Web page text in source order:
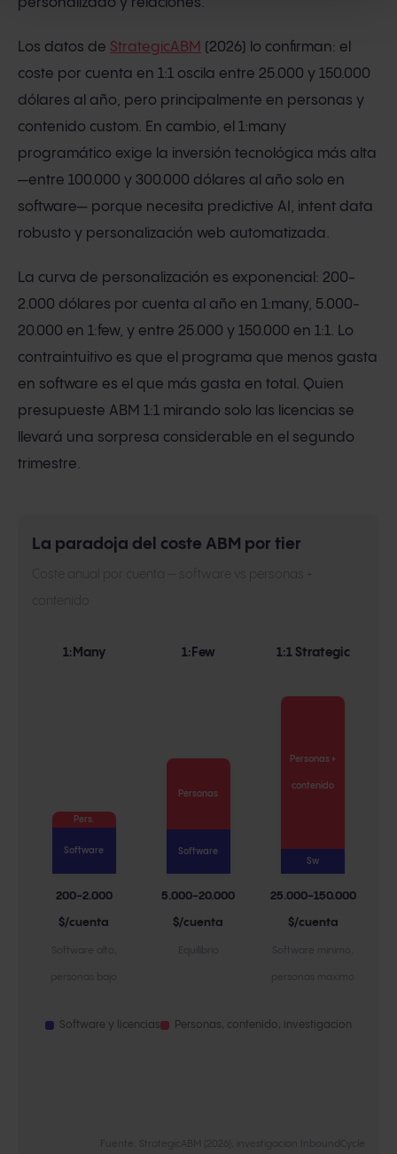
personalizado y relaciones.
Los datos de StrategicABM (2026) lo confirman: el
coste por cuenta en 1:1 oscila entre 25.000 y 150.000
dólares al año, pero principalmente en personas y
contenido custom. En cambio, el 1:many
programático exige la inversión tecnológica más alta
—entre 100.000 y 300.000 dólares al año solo en
software— porque necesita predictive AI, intent data
robusto y personalización web automatizada.
La curva de personalización es exponencial: 200-
2.000 dólares por cuenta al año en 1:many, 5.000-
20.000 en 1:few, y entre 25.000 y 150.000 en 1:1. Lo
contraintuitivo es que el programa que menos gasta
en software es el que más gasta en total. Quien
presupueste ABM 1:1 mirando solo las licencias se
llevará una sorpresa considerable en el segundo
trimestre.
La paradoja del coste ABM por tier
1:Many
Pers.
Software
200-2.000
$/cuenta
1:Few
Personas
Software
5.000-20.000
$/cuenta
1:1 Strategic
Personas +
contenido
Sw
25.000-150.000
$/cuenta
Software y licencias Personas, contenido, investigacion